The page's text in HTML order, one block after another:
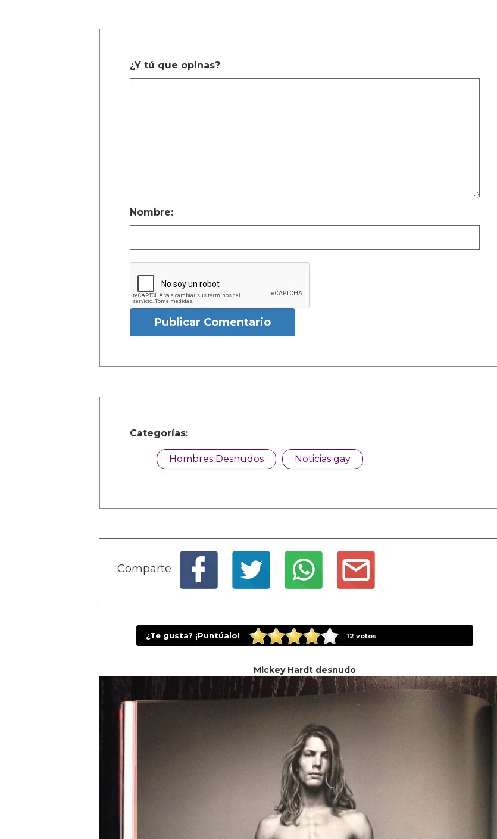
¿Y tú que opinas?
Nombre:
Publicar Comentario
Categorías:
Hombres Desnudos Noticias gay
Comparte
¿Te gusta? ¡Puntúalo! 12 votos
Mickey Hardt desnudo